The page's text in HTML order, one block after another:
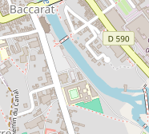
ist. Das
zeigt eine
die auf
heiligen Stätte
Fläche von
Besucher
zu folgen,